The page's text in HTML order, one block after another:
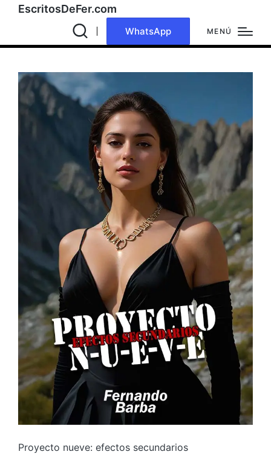
EscritosDeFer.com
WhatsApp MENÚ
Proyecto nueve: efectos secundarios